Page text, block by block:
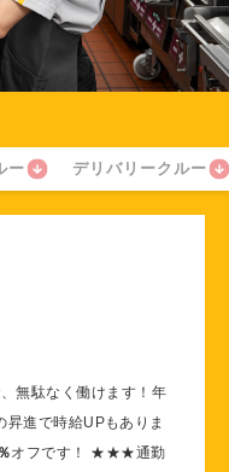
ー デリバリークルー
無駄なく働けます！年
昇進で時給UPもありま
％オフです！ ★★★通勤